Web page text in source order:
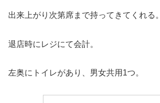
出来上がり次第席まで持ってきてくれる。
退店時にレジにて会計。
左奥にトイレがあり、男女共用1つ。